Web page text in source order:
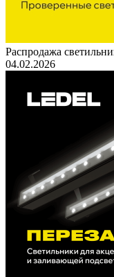
Распродажа
04.02.2026